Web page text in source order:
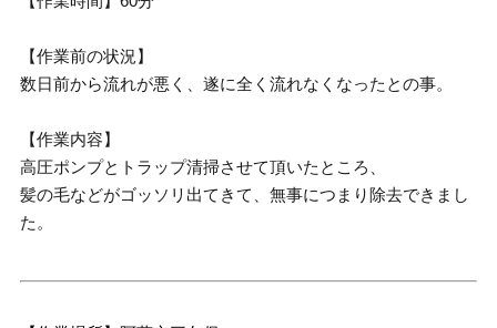
【作業前の状況】
数日前から流れが悪く、遂に全く流れなくなったとの事。
【作業内容】
高圧ポンプとトラップ清掃させて頂いたところ、
髪の毛などがゴッソリ出てきて、無事につまり除去できまし
た。